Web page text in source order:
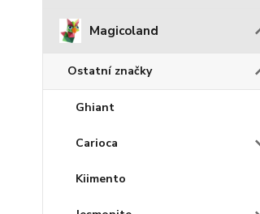
Magicoland
Ostatní značky
Ghiant
Carioca
Kiimento